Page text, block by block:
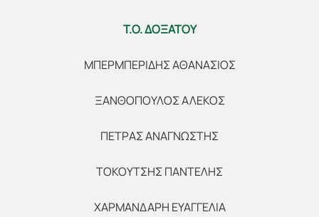
Τ.Ο. ΔΟΞΑΤΟΥ
ΜΠΕΡΜΠΕΡΙΔΗΣ ΑΘΑΝΑΣΙΟΣ
ΞΑΝΘΟΠΟΥΛΟΣ ΑΛΕΚΟΣ
ΠΕΤΡΑΣ ΑΝΑΓΝΩΣΤΗΣ
ΤΟΚΟΥΤΣΗΣ ΠΑΝΤΕΛΗΣ
ΧΑΡΜΑΝΔΑΡΗ ΕΥΑΓΓΕΛΙΑ